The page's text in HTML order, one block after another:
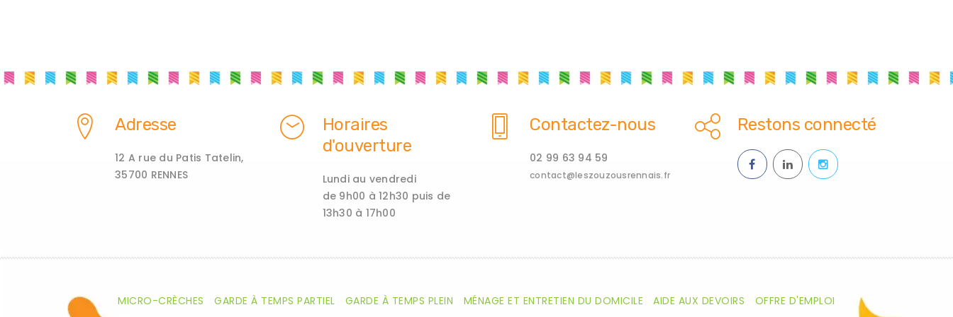
Adresse
12 A rue du Patis Tatelin,
35700 RENNES
Horaires
d'ouverture
Lundi au vendredi
de 9h00 à 12h30 puis de
13h30 à 17h00
Contactez-nous
02 99 63 94 59
contact@leszouzousrennais.fr
Restons connecté
MICRO-CRÈCHES GARDE À TEMPS PARTIEL GARDE À TEMPS PLEIN MÉNAGE ET ENTRETIEN DU DOMICILE AIDE AUX DEVOIRS OFFRE D'EMPLOI